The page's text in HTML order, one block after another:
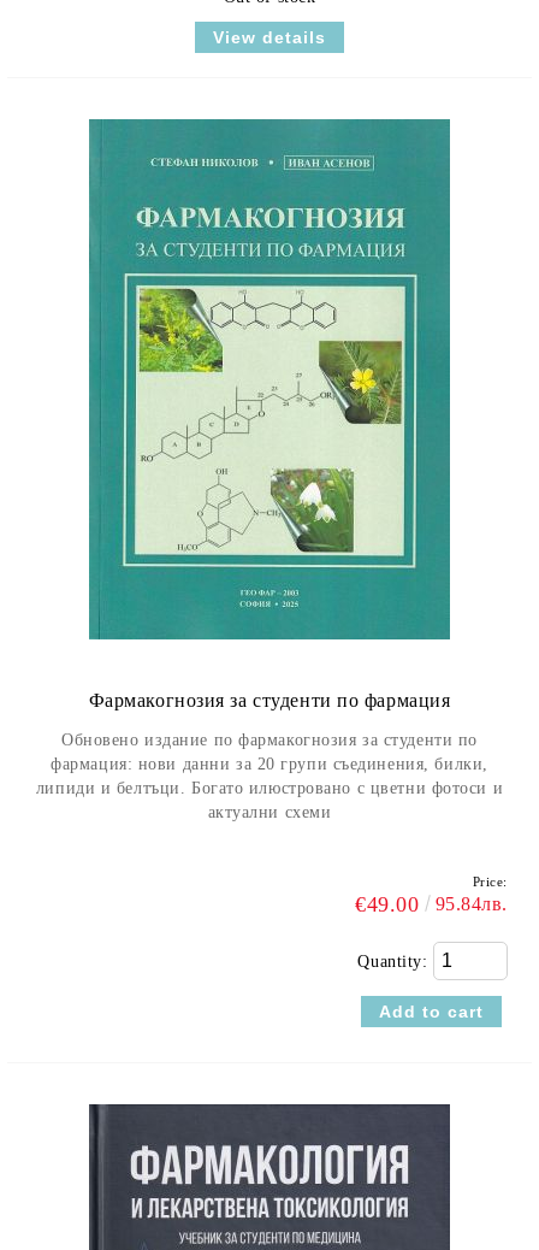
View details
Фармакогнозия за студенти по фармация
Обновено издание по фармакогнозия за студенти по
фармация: нови данни за 20 групи съединения, билки,
липиди и белтъци. Богато илюстровано с цветни фотоси и
актуални схеми
Price:
€49.00 95.84лв.
Quantity: